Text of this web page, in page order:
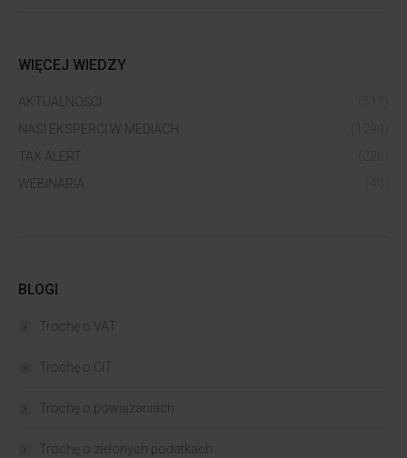
WIĘCEJ WIEDZY
AKTUALNOŚCI
NASI EKSPERCI W MEDIACH
TAX ALERT
WEBINARIA
BLOGI
Trochę o VAT
Trochę o CIT
Trochę o powiązaniach​
Trochę o zielonych podatkach